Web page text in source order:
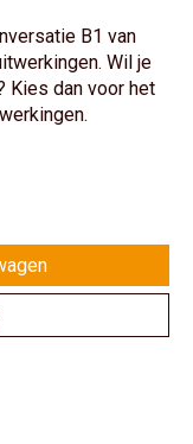
B1 van
Wil je
Kies dan voor het